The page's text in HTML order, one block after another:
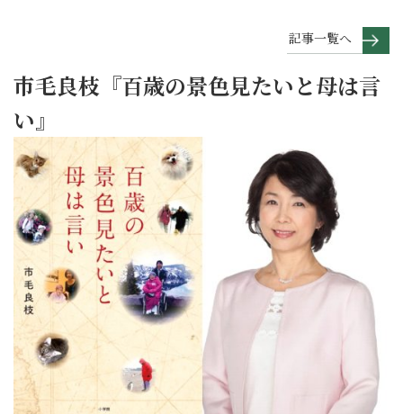
記事一覧へ
市毛良枝『百歳の景色見たいと母は言
い』